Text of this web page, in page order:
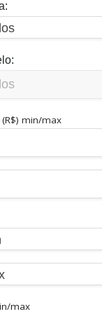
min/max
max